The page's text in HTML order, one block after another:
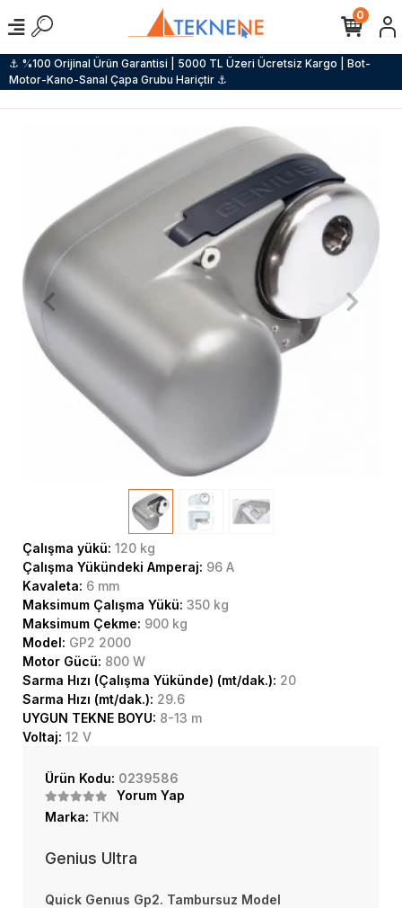
⚓ %100 Orijinal Ürün Garantisi | 5000 TL Üzeri Ücretsiz Kargo | Bot-
Motor-Kano-Sanal Çapa Grubu Hariçtir ⚓
0
Çalışma yükü: 120 kg
Çalışma Yükündeki Amperaj: 96 A
Kavaleta: 6 mm
Maksimum Çalışma Yükü: 350 kg
Maksimum Çekme: 900 kg
Model: GP2 2000
Motor Gücü: 800 W
Sarma Hızı (Çalışma Yükünde) (mt/dak.): 20
Sarma Hızı (mt/dak.): 29.6
UYGUN TEKNE BOYU: 8-13 m
Voltaj: 12 V
Ürün Kodu: 0239586
Yorum Yap
Marka: TKN
Genius Ultra
Quick Genıus Gp2. Tambursuz Model